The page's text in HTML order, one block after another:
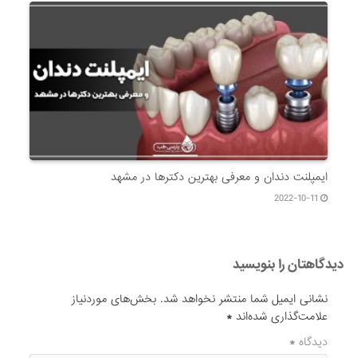
ایمپلنت دندان و معرفی بهترین دکترها در مشهد
2022-10-11
دیدگاهتان را بنویسید
نشانی ایمیل شما منتشر نخواهد شد. بخش‌های موردنیاز
علامت‌گذاری شده‌اند*
دیدگاه*